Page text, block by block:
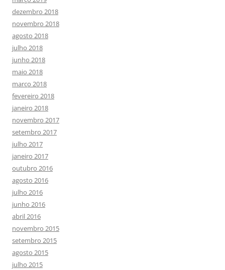
dezembro 2018
novembro 2018
agosto 2018
julho 2018
junho 2018
maio 2018
março 2018
fevereiro 2018
janeiro 2018
novembro 2017
setembro 2017
julho 2017
janeiro 2017
outubro 2016
agosto 2016
julho 2016
junho 2016
abril 2016
novembro 2015
setembro 2015
agosto 2015
julho 2015